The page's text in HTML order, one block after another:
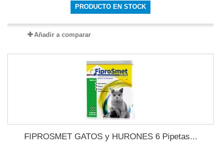
PRODUCTO EN STOCK
Añadir a comparar
FIPROSMET GATOS y HURONES 6 Pipetas...